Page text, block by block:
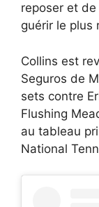
reposer et
guérir le plus
Collins est
Seguros de
sets contre
Flushing
au tableau
National